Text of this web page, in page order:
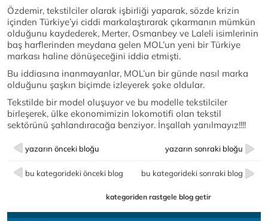
Özdemir, tekstilciler olarak işbirliği yaparak, sözde krizin
içinden Türkiye’yi ciddi markalaştırarak çıkarmanın mümkün
olduğunu kaydederek, Merter, Osmanbey ve Laleli isimlerinin
baş harflerinden meydana gelen MOL’un yeni bir Türkiye
markası haline dönüşeceğini iddia etmişti.
Bu iddiasına inanmayanlar, MOL’un bir günde nasıl marka
olduğunu şaşkın biçimde izleyerek şoke oldular.
Tekstilde bir model oluşuyor ve bu modelle tekstilciler
birleşerek, ülke ekonomimizin lokomotifi olan tekstil
sektörünü şahlandıracağa benziyor. İnşallah yanılmayız!!!!
yazarın önceki bloğu yazarın sonraki bloğu
bu kategorideki önceki blog bu kategorideki sonraki blog
kategoriden rastgele blog getir